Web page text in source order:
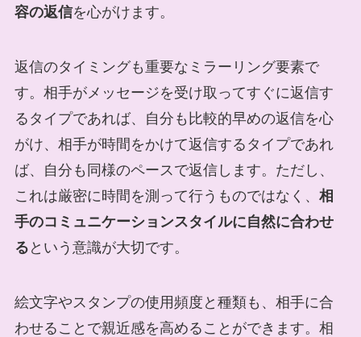
容の返信を心がけます。
返信のタイミングも重要なミラーリング要素で
す。相手がメッセージを受け取ってすぐに返信す
るタイプであれば、自分も比較的早めの返信を心
がけ、相手が時間をかけて返信するタイプであれ
ば、自分も同様のペースで返信します。ただし、
これは厳密に時間を測って行うものではなく、 相
手のコミュニケーションスタイルに自然に合わせ
る という意識が大切です。
絵文字やスタンプの使用頻度と種類も、相手に合
わせることで親近感を高めることができます。相